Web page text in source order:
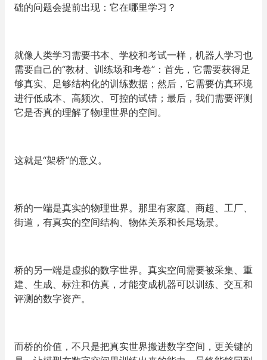
础的问题会提前出现：它在哪里学习？
就像人类学习需要书本、学校和考试一样，机器人学习也
需要自己的“教材、训练场和考卷”：首先，它需要获得足
够真实、足够结构化的训练数据；然后，它需要仿真环境
进行低成本、高频次、可控的试错；最后，我们需要评测
它是否真的理解了物理世界的空间。
这就是“架桥”的意义。
桥的一端是真实的物理世界。那里有家庭、商超、工厂、
街道，有真实的空间结构、物体关系和长尾场景。
桥的另一端是虚拟的数字世界。真实空间需要被采集、重
建、生成、标注和仿真，才能变成机器可以训练、交互和
评测的数字资产。
而桥的价值，不只是把真实世界搬进数字空间，更关键的